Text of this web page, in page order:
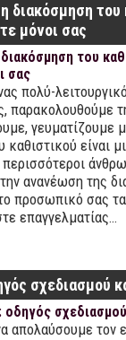
διακόσμηση του
μόνοι σας
πολύ-
παρακολουθούμε
γευματίζουμε
είναι
περισσότεροι
ανανέωση της
προσωπικό σας
επαγγελματίας…
σχεδιασμού
απολαύσουμε τον